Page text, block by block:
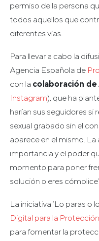
permiso de la persona
todos aquellos que
diferentes vías.
Para llevar a cabo la
Agencia Española de
con la colaboración de
Instagram), que ha
harían sus seguidores si
sexual grabado sin el
aparece en el mismo.
importancia y el poder
momento para poner
solución o eres
La iniciativa ‘Lo paras o
Digital para la
para fomentar la